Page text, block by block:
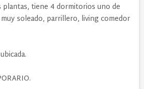
plantas, tiene 4 dormitorios uno de
soleado, parrillero, living comedor